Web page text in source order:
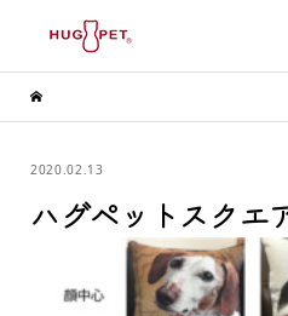
2020.02.13
ハグペットスクエ